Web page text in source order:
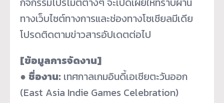
ทางเว็บไซต์ทางการและช่องทางโซเชียลมีเดีย
โปรดติดตามข่าวสารอัปเดตต่อไป
[ข้อมูลการจัดงาน]
● ชื่องาน: เทศกาลเกมอินดี้เอเชียตะวันออก
(East Asia Indie Games Celebration)